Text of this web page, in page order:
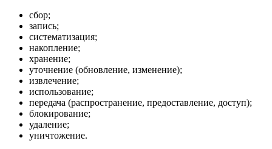
сбор;
запись;
систематизация;
накопление;
хранение;
уточнение (обновление, изменение);
извлечение;
использование;
передача (распространение, предоставление, доступ);
блокирование;
удаление;
уничтожение.